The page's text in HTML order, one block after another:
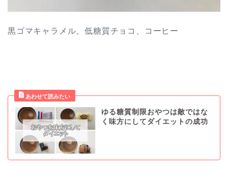
黒ゴマキャラメル、低糖質チョコ、コーヒー
ゆる糖質制限おやつは敵ではな
く味方にしてダイエットの成功